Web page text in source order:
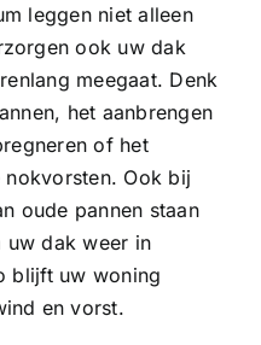
leggen niet alleen
ook uw dak
meegaat. Denk
, het aanbrengen
of het
nokvorsten. Ook bij
oude pannen staan
uw dak weer in
blijft uw woning
en vorst.